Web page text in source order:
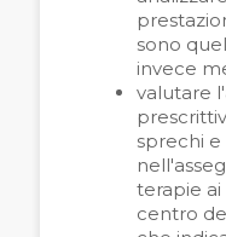
sono
invece
valutare
sprechi
terapie
centro